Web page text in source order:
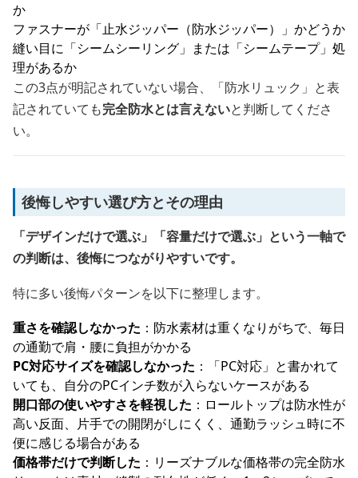
か
ファスナーが「止水ジッパー（防水ジッパー）」かどうか
縫い目に「シームシーリング」または「シームテープ」処
理があるか
この3点が明記されていない場合、「防水リュック」と表
記されていても完全防水とは言えないと判断してくださ
い。
後悔しやすい選び方とその理由
「デザインだけで選ぶ」「容量だけで選ぶ」という一軸で
の判断は、後悔につながりやすいです。
特に多い後悔パターンを以下に整理します。
重さを確認しなかった ：防水素材は重くなりがちで、毎日
の通勤で肩・腰に負担がかかる
PC対応サイズを確認しなかった ：「PC対応」と書かれて
いても、自分のPCインチ数が入らないケースがある
開口部の使いやすさを軽視した ：ロールトップは防水性が
高い反面、片手での開閉がしにくく、通勤ラッシュ時に不
便に感じる場合がある
価格帯だけで判断した ：リーズナブルな価格帯の完全防水